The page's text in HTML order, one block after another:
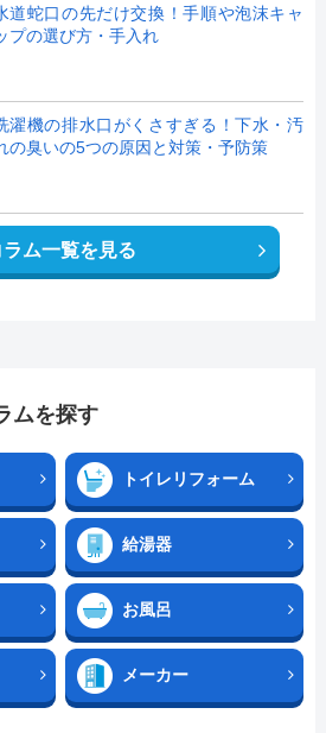
道蛇口の先だけ交換！手順や泡沫キャ
プの選び方・手入れ
濯機の排水口がくさすぎる！下水・汚
の臭いの5つの原因と対策・予防策
ラム一覧を見る
ムを探す
トイレリフォーム
給湯器
お風呂
メーカー